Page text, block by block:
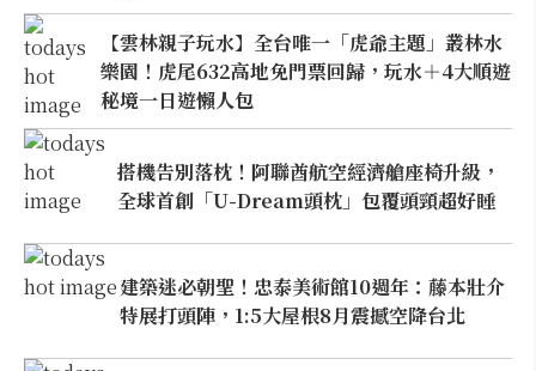
【雲林親子玩水】全台唯一「虎爺主題」叢林水
樂園！虎尾632高地免門票回歸，玩水＋4大順遊
秘境一日遊懶人包
搭機告別落枕！阿聯酋航空經濟艙座椅升級，
全球首創「U-Dream頭枕」包覆頭頸超好睡
建築迷必朝聖！忠泰美術館10週年：藤本壯介
特展打頭陣，1:5大屋根8月震撼空降台北